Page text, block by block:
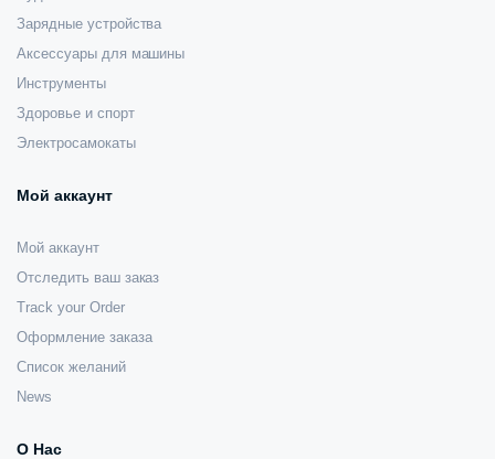
Зарядные устройства
Аксессуары для машины
Инструменты
Здоровье и спорт
Электросамокаты
Мой аккаунт
Мой аккаунт
Отследить ваш заказ
Track your Order
Оформление заказа
Список желаний
News
О Нас